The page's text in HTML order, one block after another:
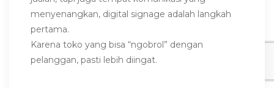
menyenangkan, digital signage adalah langkah
pertama.
Karena toko yang bisa “ngobrol” dengan
pelanggan, pasti lebih diingat.